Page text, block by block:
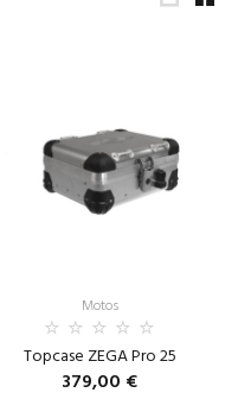
Motos
Topcase ZEGA Pro 25
379,00 €